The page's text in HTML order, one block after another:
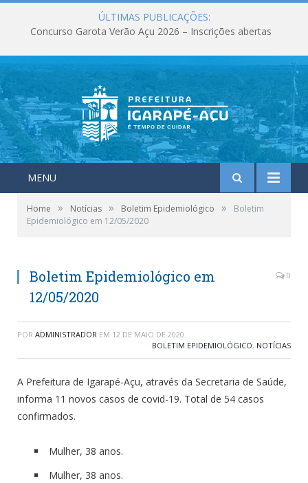
ÚLTIMAS PUBLICAÇÕES:
Concurso Garota Verão Açu 2026 – Inscrições abertas
MENU
Home » Notícias » Boletim Epidemiológico »
Boletim
Epidemiológico em 12/05/2020
Boletim Epidemiológico em
12/05/2020
0
POR ADMINISTRADOR EM 12 DE MAIO DE 2020
BOLETIM EPIDEMIOLÓGICO, NOTÍCIAS
A Prefeitura de Igarapé-Açu, através da Secretaria de Saúde,
informa 11 novos casos de covid-19. Total de 54 casos
confirmados.
Mulher, 38 anos.
Mulher, 38 anos.